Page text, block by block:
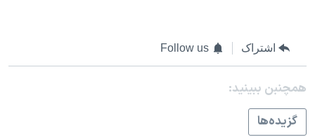
اشتراک Follow us
همچنبن ببینید:
گزيده‌ها